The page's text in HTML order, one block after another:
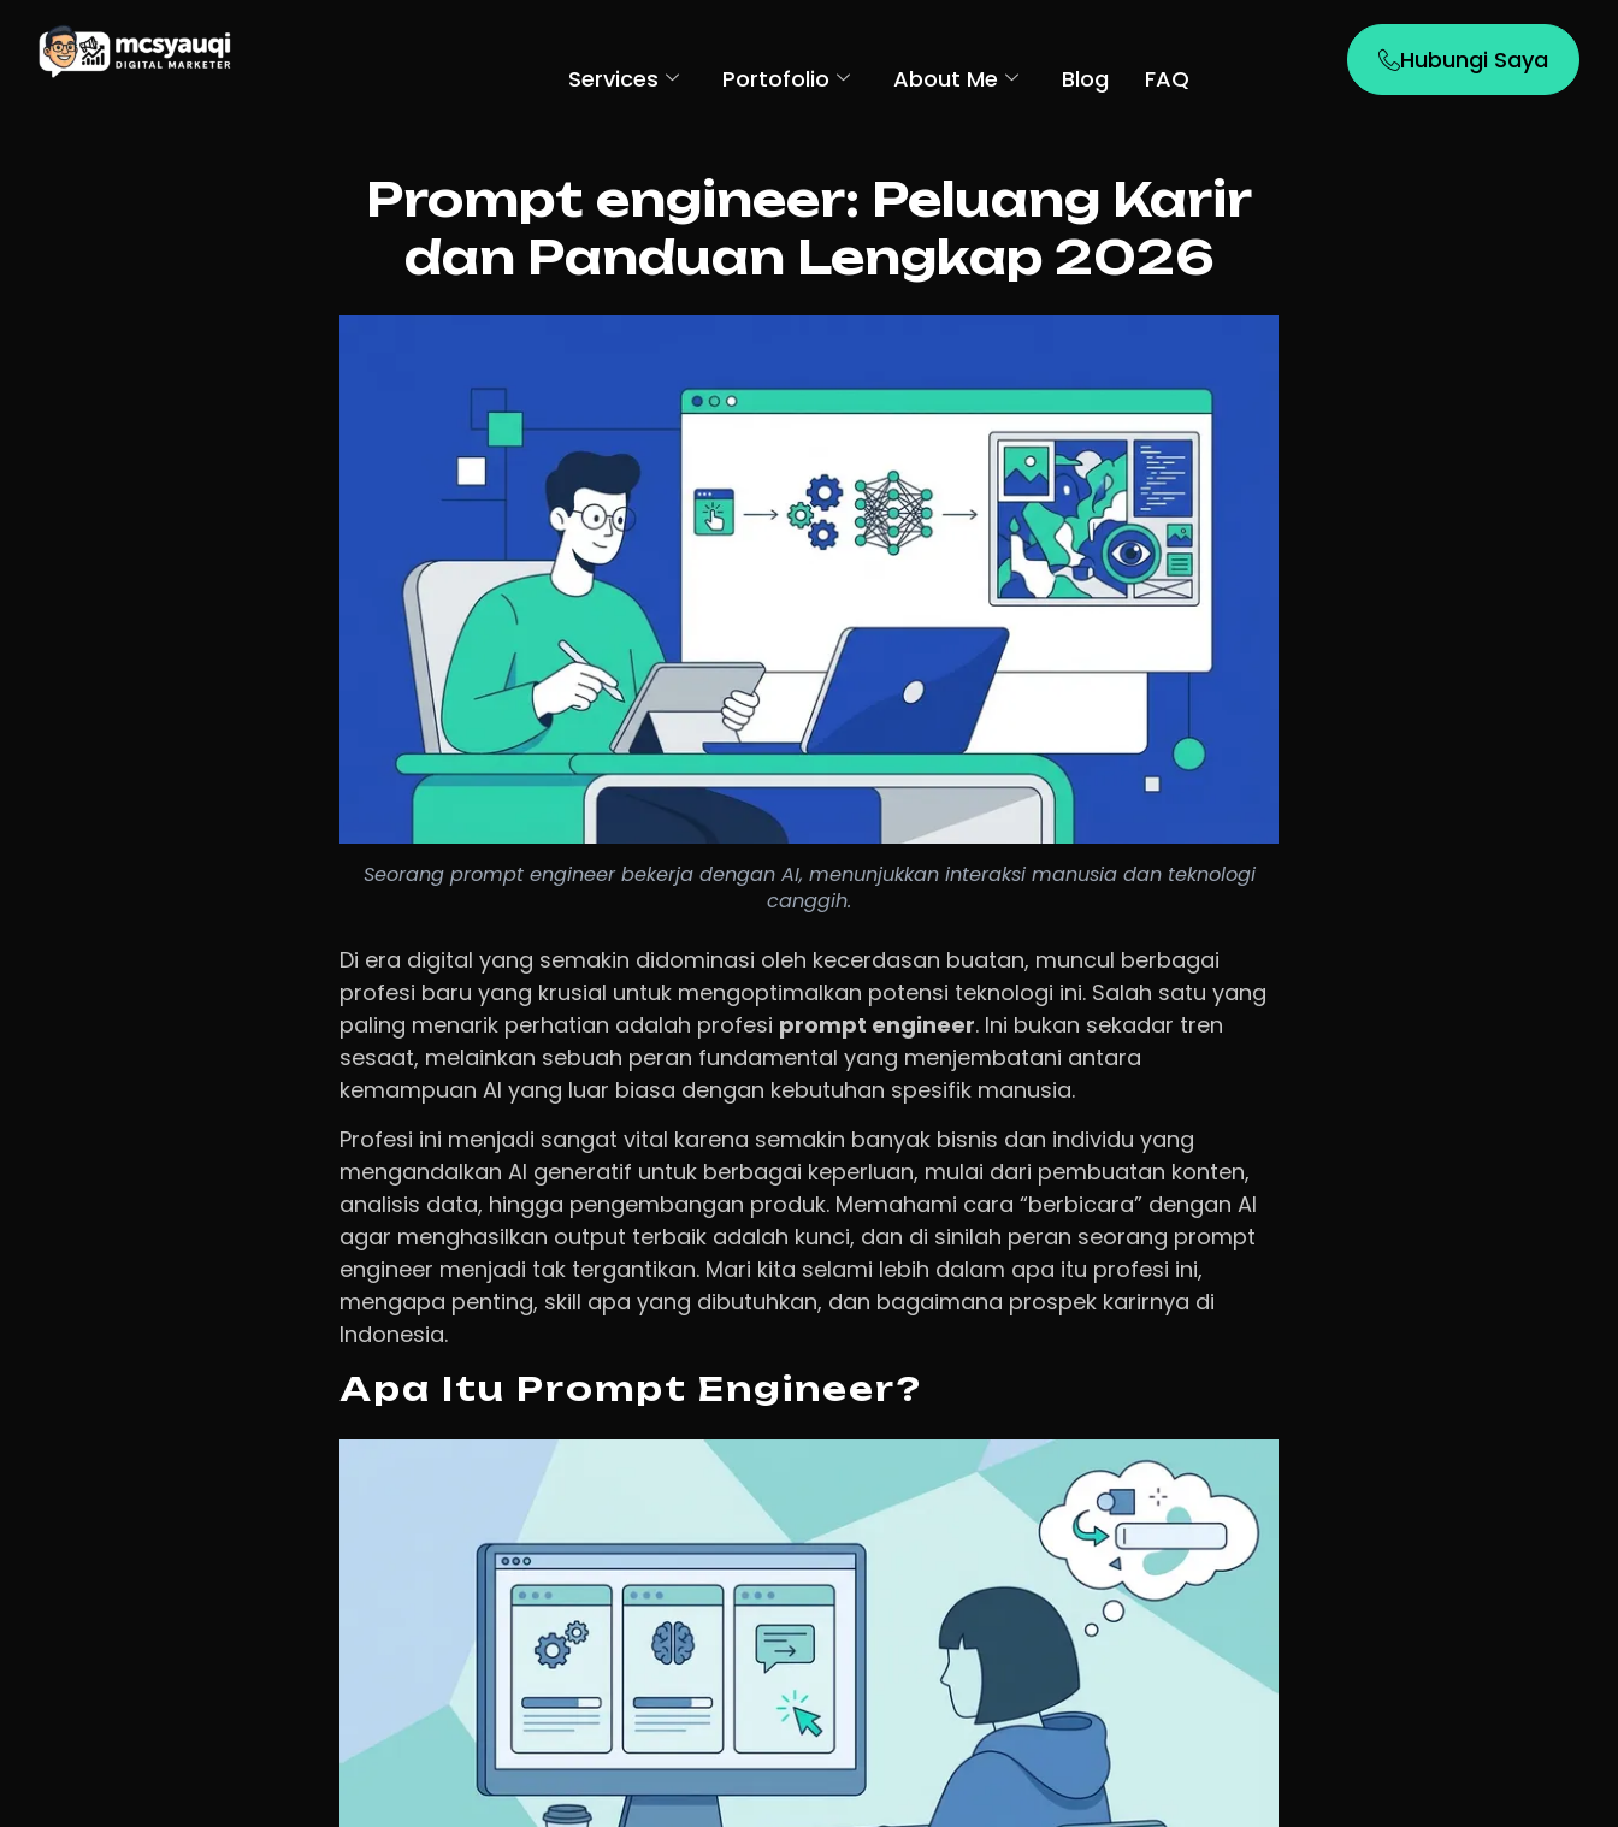
Services Portofolio About Me Blog FAQ
Hubungi Saya
Prompt engineer: Peluang Karir
dan Panduan Lengkap 2026
Seorang prompt engineer bekerja dengan AI, menunjukkan interaksi manusia dan teknologi
canggih.
Di era digital yang semakin didominasi oleh kecerdasan buatan, muncul berbagai
profesi baru yang krusial untuk mengoptimalkan potensi teknologi ini. Salah satu yang
paling menarik perhatian adalah profesi prompt engineer. Ini bukan sekadar tren
sesaat, melainkan sebuah peran fundamental yang menjembatani antara
kemampuan AI yang luar biasa dengan kebutuhan spesifik manusia.
Profesi ini menjadi sangat vital karena semakin banyak bisnis dan individu yang
mengandalkan AI generatif untuk berbagai keperluan, mulai dari pembuatan konten,
analisis data, hingga pengembangan produk. Memahami cara “berbicara” dengan AI
agar menghasilkan output terbaik adalah kunci, dan di sinilah peran seorang prompt
engineer menjadi tak tergantikan. Mari kita selami lebih dalam apa itu profesi ini,
mengapa penting, skill apa yang dibutuhkan, dan bagaimana prospek karirnya di
Indonesia.
Apa Itu Prompt Engineer?